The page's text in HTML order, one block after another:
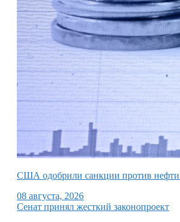
США одобрили санкции против нефти
08 августа, 2026
Сенат принял жесткий законопроект